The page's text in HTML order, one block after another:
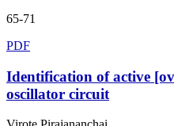
65-71
PDF
Identification of active
oscillator circuit